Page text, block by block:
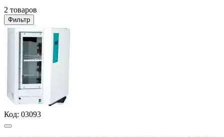
2 товаров
Фильтр
Код: 03093